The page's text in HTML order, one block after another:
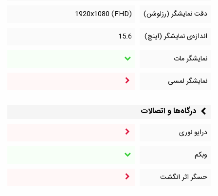
دقت نمایشگر (رزلوشن)
1920x1080 (FHD)
اندازه‌ی نمایشگر (اینچ)
15.6
نمایشگر مات
نمایشگر لمسی
درگاه‌ها و اتصالات
درایو نوری
وبکم
حسگر اثر انگشت